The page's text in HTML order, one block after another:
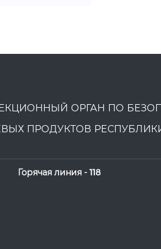
ОРГАН ПО
ПРОДУКТОВ
Горячая линия - 118